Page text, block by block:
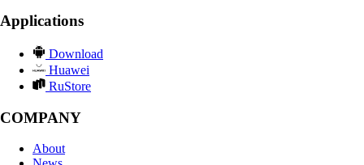
Applications
Download
Huawei
RuStore
COMPANY
About